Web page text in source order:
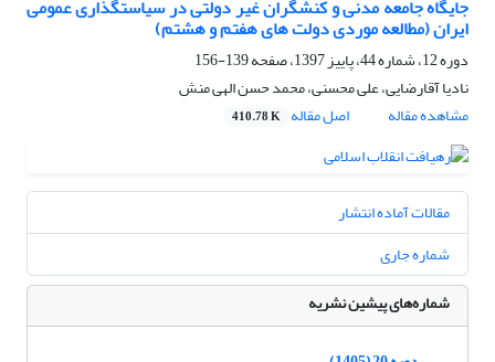
جایگاه جامعه مدنی و کنشگران غیر دولتی در سیاستگذاری عمومی
ایران (مطالعه موردی دولت های هفتم و هشتم)
دوره 12، شماره 44، پاییز 1397، صفحه
139-156
نادیا آقارضایی، علی محسنی، محمد حسن الهی منش
مشاهده مقاله
اصل مقاله 410.78 K
مقالات آماده انتشار
شماره جاری
شماره‌های پیشین نشریه